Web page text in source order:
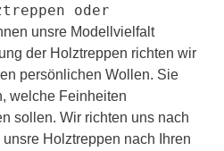
oder
unsre Modellvielfalt
der Holztreppen richten wir
persönlichen Wollen. Sie
welche Feinheiten
sollen. Wir richten uns nach
unsre Holztreppen nach Ihren